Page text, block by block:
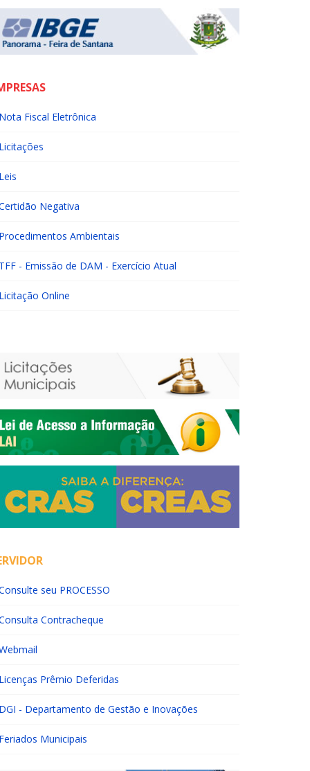
Fiscal Eletrônica
Negativa
Ambientais
- Emissão de DAM - Exercício Atual
Online
seu PROCESSO
Contracheque
Prêmio Deferidas
- Departamento de Gestão e Inovações
Municipais